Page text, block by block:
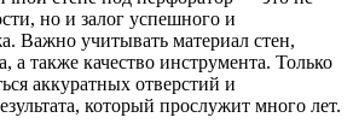
но и залог успешного и
Важно учитывать материал стен,
а также качество инструмента. Только
аккуратных отверстий и
который прослужит много лет.